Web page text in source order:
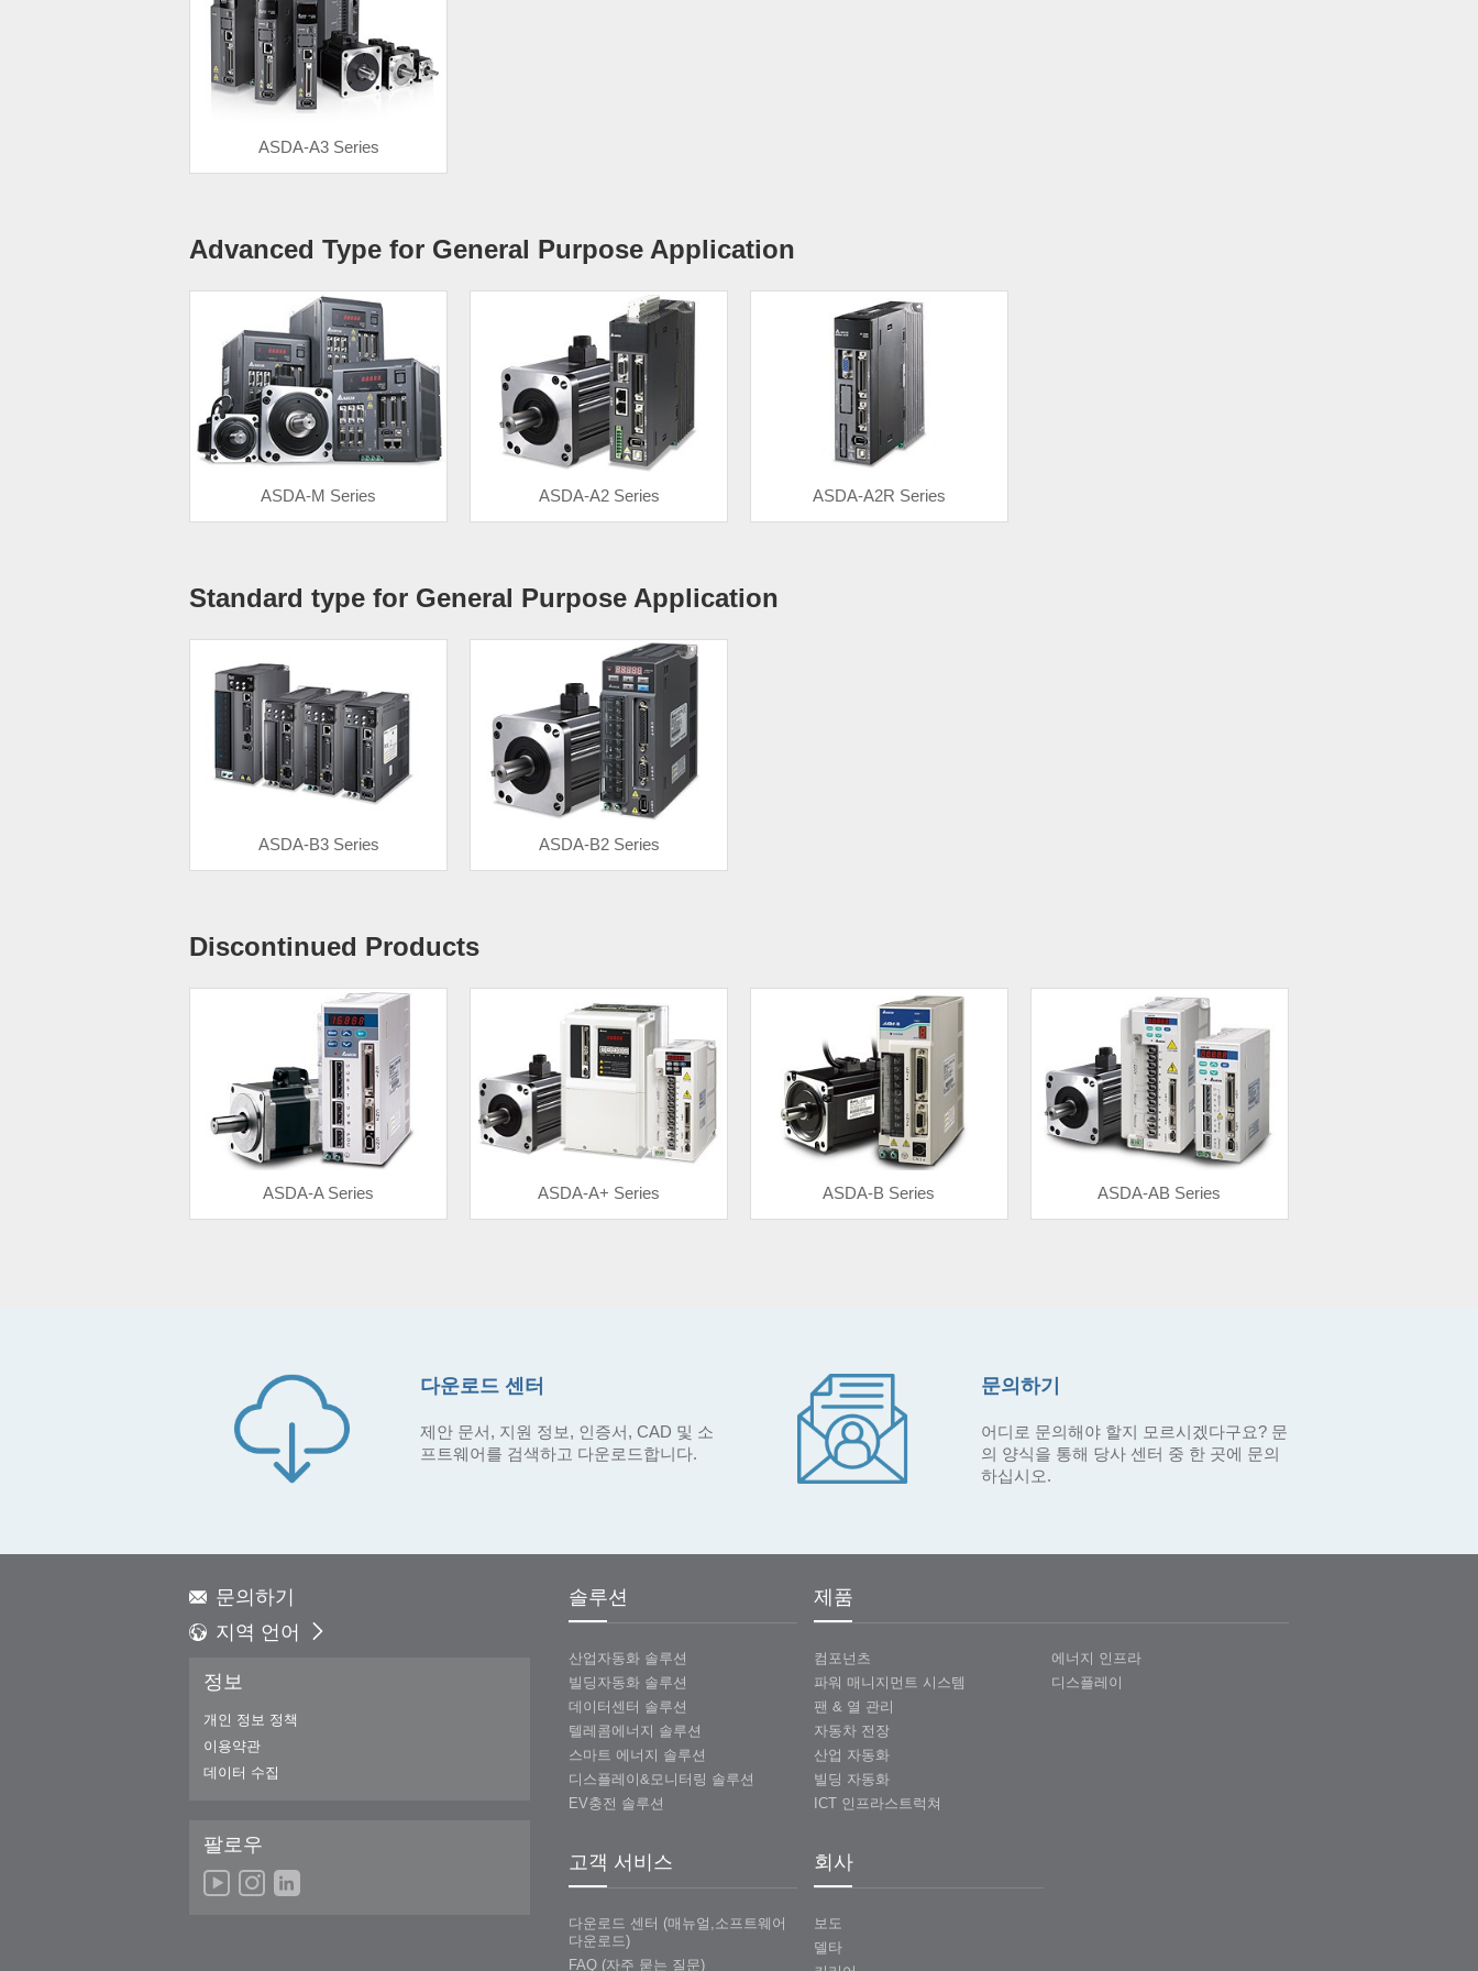
ASDA-A3 Series
Advanced Type for General Purpose Application
ASDA-M Series ASDA-A2 Series ASDA-A2R Series
Standard type for General Purpose Application
ASDA-B3 Series ASDA-B2 Series
Discontinued Products
ASDA-A Series ASDA-A+ Series ASDA-B Series ASDA-AB Series
다운로드 센터
제안 문서, 지원 정보, 인증서, CAD 및 소
프트웨어를 검색하고 다운로드합니다.
문의하기
어디로 문의해야 할지 모르시겠다구요? 문
의 양식을 통해 당사 센터 중 한 곳에 문의
하십시오.
문의하기
지역 언어
Global - 繁體中文
Americas - English
Australia - English
China - 简体中文
EMEA - Français
EMEA - Italiano
정보
개인 정보 정책
이용약관
데이터 수집
팔로우
솔루션
산업자동화 솔루션
빌딩자동화 솔루션
데이터센터 솔루션
텔레콤에너지 솔루션
스마트 에너지 솔루션
디스플레이&모니터링 솔루션
EV충전 솔루션
제품
컴포넌츠
파워 매니지먼트 시스템
팬 & 열 관리
자동차 전장
산업 자동화
빌딩 자동화
ICT 인프라스트럭쳐
에너지 인프라
디스플레이
고객 서비스
다운로드 센터 (매뉴얼,소프트웨어
다운로드)
FAQ (자주 묻는 질문)
회사
보도
델타